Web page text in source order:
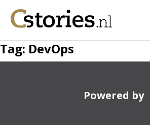
Tag: DevOps
Powered by